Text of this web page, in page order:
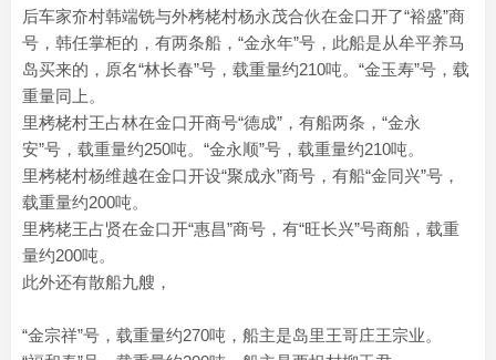
后车家夼村韩端铣与外栲栳村杨永茂合伙在金口开了“裕盛”商
号，韩任掌柜的，有两条船，“金永年”号，此船是从牟平养马
岛买来的，原名“林长春”号，载重量约210吨。“金玉寿”号，载
重量同上。
里栲栳村王占林在金口开商号“德成”，有船两条，“金永
安”号，载重量约250吨。“金永顺”号，载重量约210吨。
里栲栳村杨维越在金口开设“聚成永”商号，有船“金同兴”号，
载重量约200吨。
里栲栳王占贤在金口开“惠昌”商号，有“旺长兴”号商船，载重
量约200吨。
此外还有散船九艘，
“金宗祥”号，载重量约270吨，船主是岛里王哥庄王宗业。